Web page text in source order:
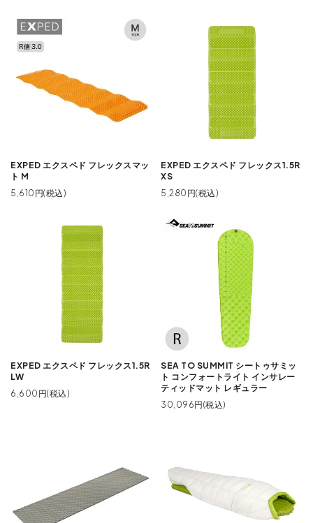
EXPED エクスペド フレックスマッ
ト M
5,610円(税込)
EXPED エクスペド フレックス1.5R
XS
5,280円(税込)
EXPED エクスペド フレックス1.5R
LW
6,600円(税込)
SEA TO SUMMIT シートゥサミッ
ト コンフォートライト インサレー
ティッドマット レギュラー
30,096円(税込)